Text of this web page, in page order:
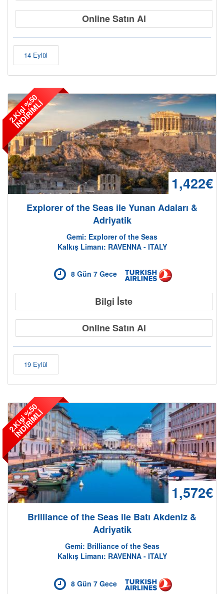
Online Satın Al
14 Eylül
2
.
K
i
ş
i
%
5
0
İ
N
D
İ
R
İ
M
L
İ
1,422€
Explorer of the Seas ile Yunan Adaları &
Adriyatik
Gemi: Explorer of the Seas
Kalkış Limanı: RAVENNA - ITALY
8 Gün 7 Gece
Bilgi İste
Online Satın Al
19 Eylül
2
.
K
i
ş
i
%
5
0
İ
N
D
İ
R
İ
M
L
İ
1,572€
Brilliance of the Seas ile Batı Akdeniz &
Adriyatik
Gemi: Brilliance of the Seas
Kalkış Limanı: RAVENNA - ITALY
8 Gün 7 Gece